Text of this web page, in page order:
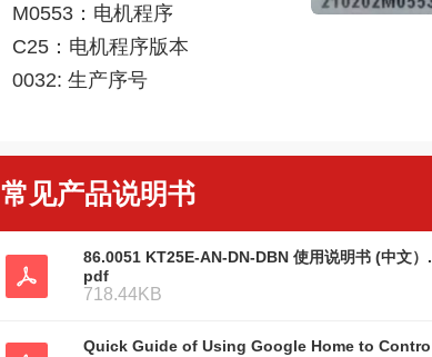
M0553：电机程序
C25：电机程序版本
0032: 生产序号
常见产品说明书
86.0051 KT25E-AN-DN-DBN 使用说明书 (中文）.
pdf
718.44KB
Quick Guide of Using Google Home to Contro